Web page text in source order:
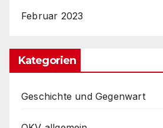
Februar 2023
Kategorien
Geschichte und Gegenwart